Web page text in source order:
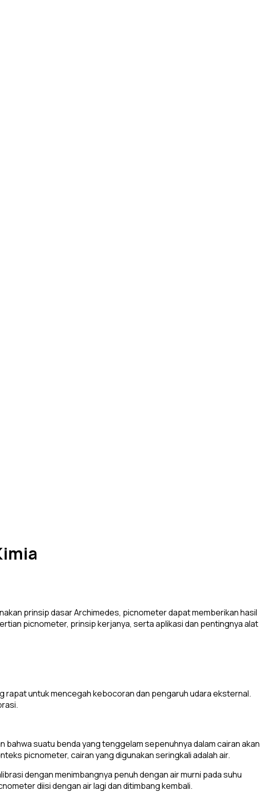
prinsip dasar Archimedes, picnometer dapat memberikan hasil
picnometer, prinsip kerjanya, serta aplikasi dan pentingnya alat
rapat untuk mencegah kebocoran dan pengaruh udara eksternal.
suatu benda yang tenggelam sepenuhnya dalam cairan akan
picnometer, cairan yang digunakan seringkali adalah air.
dengan menimbangnya penuh dengan air murni pada suhu
diisi dengan air lagi dan ditimbang kembali.